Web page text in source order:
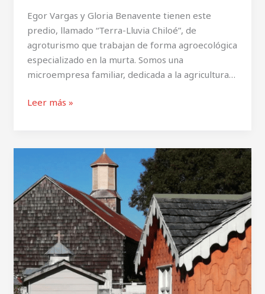
Egor Vargas y Gloria Benavente tienen este
predio, llamado “Terra-Lluvia Chiloé”, de
agroturismo que trabajan de forma agroecológica
especializado en la murta. Somos una
microempresa familiar, dedicada a la agricultura…
Leer más »
cementerio
de
Teupa